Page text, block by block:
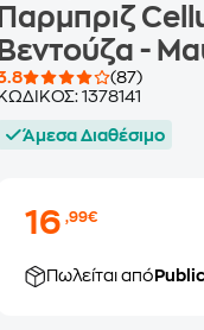
Παρμπριζ
Βεντούζα -
(87)
ΚΩΔΙΚΟΣ:1378141
Άμεσα Διαθέσιμο
16,99€
Πωλείται από